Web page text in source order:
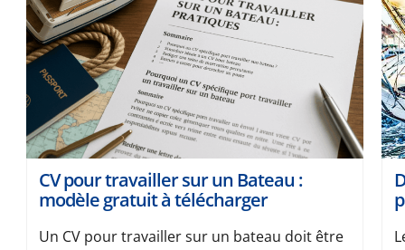
CV pour travailler sur un Bateau :
modèle gratuit à télécharger
Un CV pour travailler sur un bateau doit être